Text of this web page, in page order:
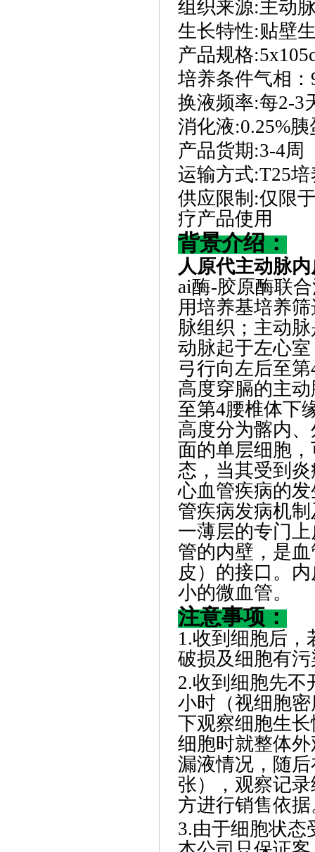
组织来源:主动
生长特性:贴壁
产品规格:
培养条件气相：
换液频率:每2-3
消化液:0.25%
产品货期 :3-4周
运输方式:T25
供应限制 :仅限
疗产品使用
背景介绍：
人原代主动脉
ai酶-胶原酶联
用培养基培养
脉组织；主动
动脉起于左心
弓行向左后至
高度穿膈的主
至第4腰椎体下
高度分为髂内
面的单层细胞
态，当其受到
心血管疾病的
管疾病发病机
一薄层的专门
管的内壁，是
皮）的接口。
小的微血管。
注意事项：
1.收到细胞后
破损及细胞有
2.收到细胞先不
小时（视细胞
下观察细胞生
细胞时就整体
漏液情况，随
张），观察记
方进行销售依据
3.由于细胞状态